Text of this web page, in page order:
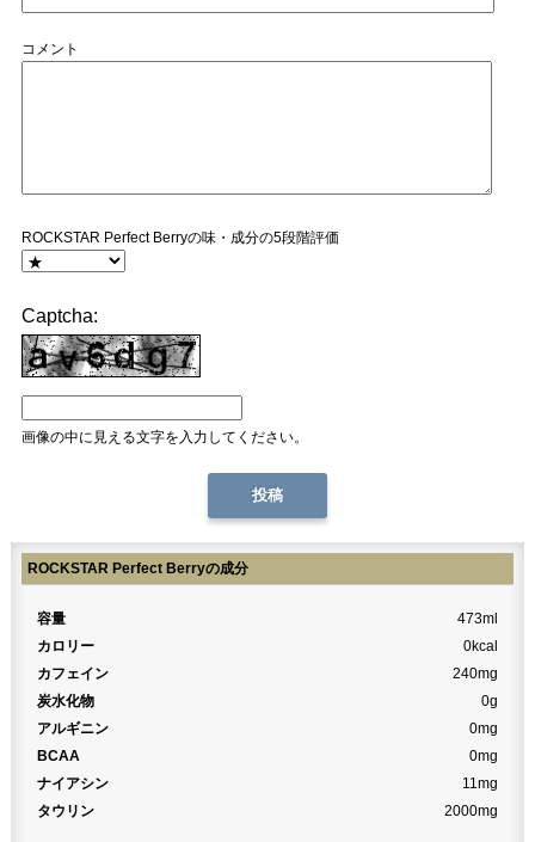
コメント
ROCKSTAR Perfect Berryの味・成分の5段階評価
Captcha:
画像の中に見える文字を入力してください。
ROCKSTAR Perfect Berryの成分
容量
473ml
カロリー
0kcal
カフェイン
240mg
炭水化物
0g
アルギニン
0mg
BCAA
0mg
ナイアシン
11mg
タウリン
2000mg